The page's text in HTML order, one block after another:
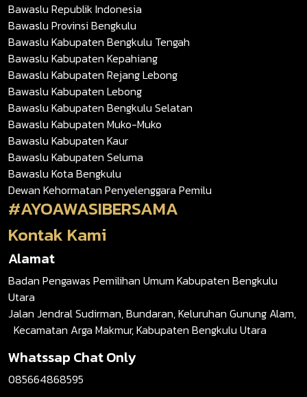
Bawaslu Republik Indonesia
Bawaslu Provinsi Bengkulu
Bawaslu Kabupaten Bengkulu Tengah
Bawaslu Kabupaten Kepahiang
Bawaslu Kabupaten Rejang Lebong
Bawaslu Kabupaten Lebong
Bawaslu Kabupaten Bengkulu Selatan
Bawaslu Kabupaten Muko-Muko
Bawaslu Kabupaten Kaur
Bawaslu Kabupaten Seluma
Bawaslu Kota Bengkulu
Dewan Kehormatan Penyelenggara Pemilu
#AYOAWASIBERSAMA
Kontak Kami
Alamat
Badan Pengawas Pemilihan Umum Kabupaten Bengkulu
Utara
Jalan Jendral Sudirman, Bundaran, Keluruhan Gunung Alam,
Kecamatan Arga Makmur, Kabupaten Bengkulu Utara
Whatssap Chat Only
085664868595